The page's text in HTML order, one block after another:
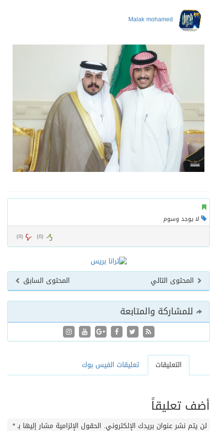
Malak mohamed
لا يوجد وسوم
(
0
) (
0
)
المحتوى السابق المحتوى التالي
للمشاركة والمتابعة
التعليقات تعليقات الفيس بوك
أضف تعليقاً
لن يتم نشر عنوان بريدك الإلكتروني. الحقول الإلزامية مشار إليها بـ*